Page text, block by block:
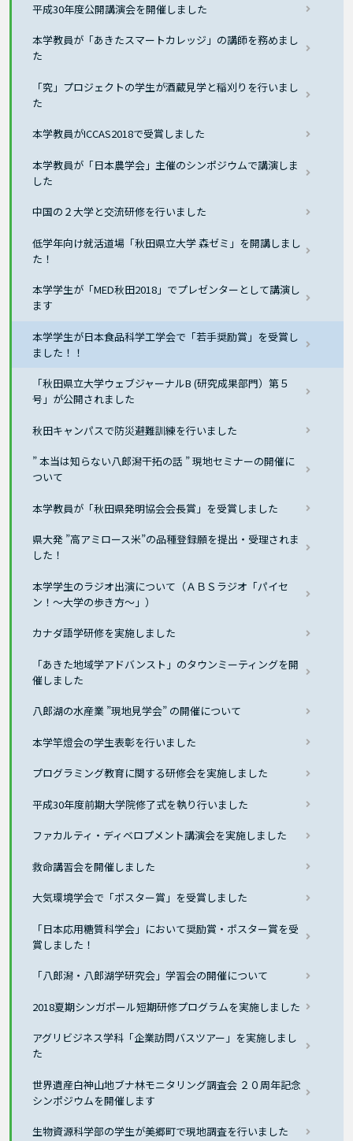
平成30年度公開講演会を開催しました
本学教員が「あきたスマートカレッジ」の講師を務めまし
た
「究」プロジェクトの学生が酒蔵見学と稲刈りを行いまし
た
本学教員がICCAS2018で受賞しました
本学教員が「日本農学会」主催のシンポジウムで講演しま
した
中国の２大学と交流研修を行いました
低学年向け就活道場「秋田県立大学 森ゼミ」を開講しまし
た！
本学学生が「MED秋田2018」でプレゼンターとして講演し
ます
本学学生が日本食品科学工学会で「若手奨励賞」を受賞し
ました！！
「秋田県立大学ウェブジャーナルB (研究成果部門）第５
号」が公開されました
秋田キャンパスで防災避難訓練を行いました
” 本当は知らない八郎潟干拓の話 ” 現地セミナーの開催に
ついて
本学教員が「秋田県発明協会会長賞」を受賞しました
県大発 ”高アミロース米”の品種登録願を提出・受理されま
した！
本学学生のラジオ出演について（ＡＢＳラジオ「パイセ
ン！～大学の歩き方～」）
カナダ語学研修を実施しました
「あきた地域学アドバンスト」のタウンミーティングを開
催しました
八郎湖の水産業 ”現地見学会” の開催について
本学竿燈会の学生表彰を行いました
プログラミング教育に関する研修会を実施しました
平成30年度前期大学院修了式を執り行いました
ファカルティ・ディベロプメント講演会を実施しました
救命講習会を開催しました
大気環境学会で「ポスター賞」を受賞しました
「日本応用糖質科学会」において奨励賞・ポスター賞を受
賞しました！
「八郎潟・八郎湖学研究会」学習会の開催について
2018夏期シンガポール短期研修プログラムを実施しました
アグリビジネス学科「企業訪問バスツアー」を実施しまし
た
世界遺産白神山地ブナ林モニタリング調査会 ２０周年記念
シンポジウムを開催します
生物資源科学部の学生が美郷町で現地調査を行いました